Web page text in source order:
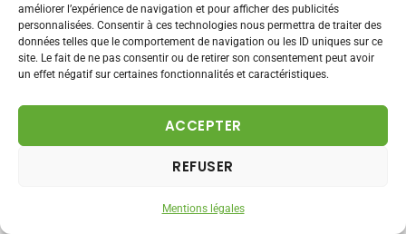
améliorer l’expérience de navigation et pour afficher des publicités
personnalisées. Consentir à ces technologies nous permettra de traiter des
données telles que le comportement de navigation ou les ID uniques sur ce
site. Le fait de ne pas consentir ou de retirer son consentement peut avoir
un effet négatif sur certaines fonctionnalités et caractéristiques.
ACCEPTER
REFUSER
Mentions légales
chats sont monnaie courante…
Répondre
CHARLOTTE PRENANT